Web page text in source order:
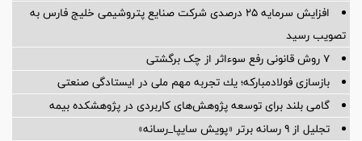
افزایش سرمایه ۲۵ درصدی شرکت صنایع پتروشیمی خلیج فارس به
تصویب رسید
۷ روش قانونی رفع سوء‌اثر از چک برگشتی
بازسازی فولادمباركه؛ یك تجربه مهم ملی در ایستادگی صنعتی
گامی بلند برای توسعه پژوهش‌های كاربردی در پژوهشكده بیمه
تجلیل از ۹ رسانه برتر «پویش سایپا_رسانه»